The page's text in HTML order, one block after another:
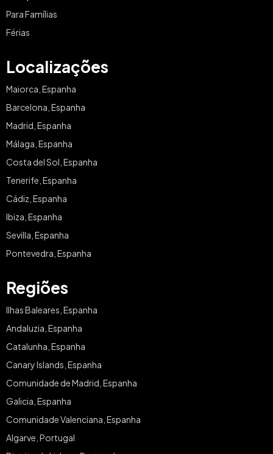
Para Famílias
Férias
Localizações
Maiorca, Espanha
Barcelona, Espanha
Madrid, Espanha
Málaga, Espanha
Costa del Sol, Espanha
Tenerife, Espanha
Cádiz, Espanha
Ibiza, Espanha
Sevilla, Espanha
Pontevedra, Espanha
Regiões
Ilhas Baleares, Espanha
Andaluzia, Espanha
Catalunha, Espanha
Canary Islands, Espanha
Comunidade de Madrid, Espanha
Galicia, Espanha
Comunidade Valenciana, Espanha
Algarve, Portugal